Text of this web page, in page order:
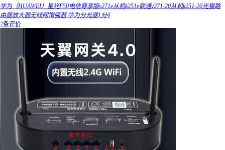
华为（HUAWEI）星光F50电信尊享版v271e从机k251e联通v271-20从机k251-20光猫路
由器放大器无线网增强器 华为分光器1分4
7条评价